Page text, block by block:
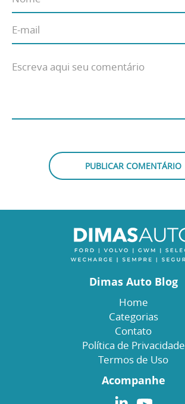
Dimas Auto Blog
Home
Categorias
Contato
Política de Privacidade
Termos de Uso
Acompanhe